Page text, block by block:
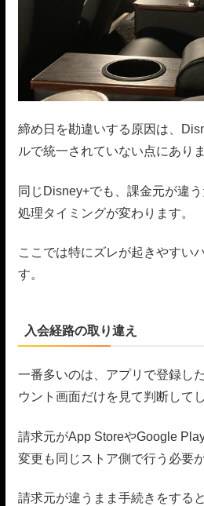
締め日を勘違いする原因は、
ルで統一されていない点にありま
同じDisney+でも、課金元が違
処理タイミングが変わります。
ここでは特にズレが起きやすい
す。
入会経路の取り違え
一番多いのは、アプリで登録し
ウント画面だけを見て判断して
請求元がApp StoreやGoogle
変更も同じストア側で行う必要
請求元が違うまま手続きをする